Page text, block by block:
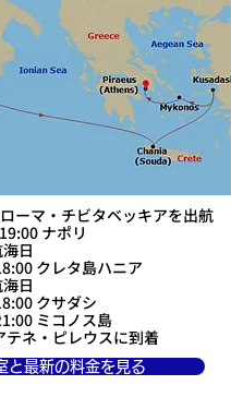
ーマ・チビタベッキアを出航
ナポリ
日
クレタ島ハニア
日
クサダシ
ミコノス島
テネ・ピレウスに到着
と最新の料金を見る